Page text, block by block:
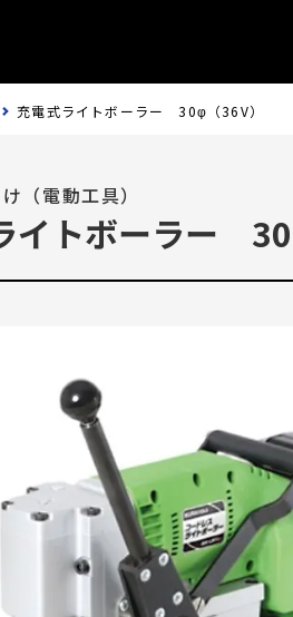
充電式ライトボーラー 30φ（36V）
（電動工具）
イトボーラー